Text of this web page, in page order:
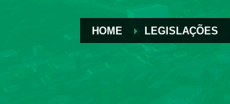
HOME LEGISLAÇÕES